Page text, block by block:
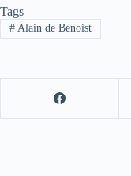
Tags
#Alain de Benoist